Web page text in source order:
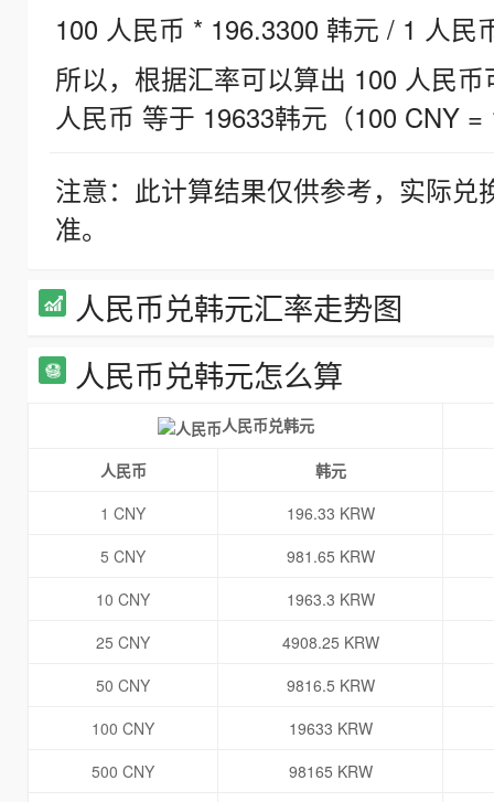
100 人民币 * 196.3300 韩元 / 1 人民
所以，根据汇率可以算出 100 人民
人民币 等于 19633韩元（100 CNY =
注意：此计算结果仅供参考，实际
准。
人民币兑韩元汇率走势图
人民币兑韩元怎么算
人民币兑韩元
人民币
韩元
1 CNY
196.33 KRW
5 CNY
981.65 KRW
10 CNY
1963.3 KRW
25 CNY
4908.25 KRW
50 CNY
9816.5 KRW
100 CNY
19633 KRW
500 CNY
98165 KRW